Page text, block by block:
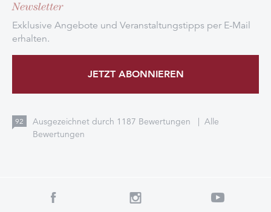
Newsletter
Exklusive Angebote und Veranstaltungstipps per E-Mail
erhalten.
JETZT ABONNIEREN
92 Ausgezeichnet durch 1187 Bewertungen
Alle
Bewertungen